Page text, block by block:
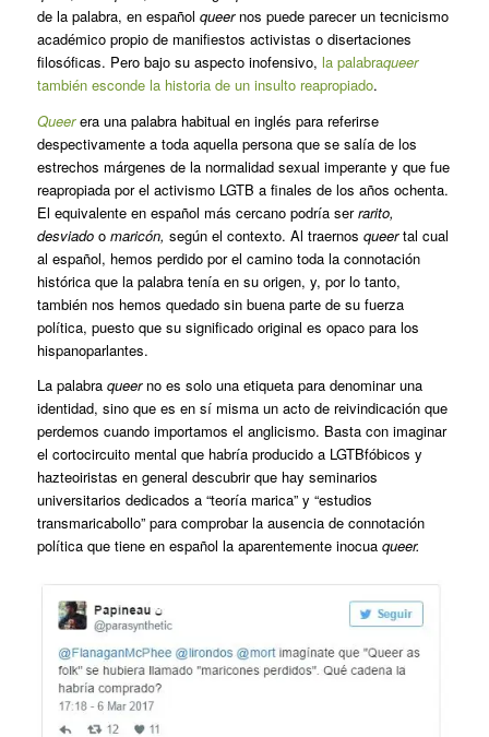
de la palabra, en español queernos puede parecer un tecnicismo
académico propio de manifiestos activistas o disertaciones
filosóficas. Pero bajo su aspecto inofensivo, la palabraqueer
también esconde la historia de un insulto reapropiado.
Queerera una palabra habitual en inglés para referirse
despectivamente a toda aquella persona que se salía de los
estrechos márgenes de la normalidad sexual imperante y que fue
reapropiada por el activismo LGTB a finales de los años ochenta.
El equivalente en español más cercano podría serrarito,
desviadoomaricón, según el contexto. Al traernos queertal cual
al español, hemos perdido por el camino toda la connotación
histórica que la palabra tenía en su origen, y, por lo tanto,
también nos hemos quedado sin buena parte de su fuerza
política, puesto que su significado original es opaco para los
hispanoparlantes.
La palabra queerno es solo una etiqueta para denominar una
identidad, sino que es en sí misma un acto de reivindicación que
perdemos cuando importamos el anglicismo. Basta con imaginar
el cortocircuito mental que habría producido a LGTBfóbicos y
hazteoiristas en general descubrir que hay seminarios
universitarios dedicados a “teoría marica” y “estudios
transmaricabollo” para comprobar la ausencia de connotación
política que tiene en español la aparentemente inocua queer.